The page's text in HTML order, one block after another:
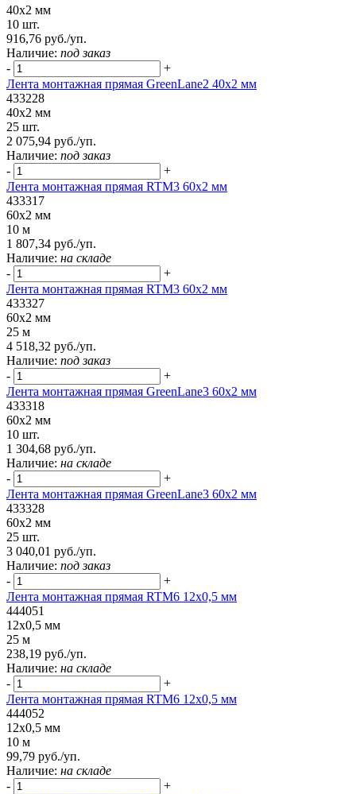
40x2 мм
10 шт.
916,76 руб./уп.
Наличие: под заказ
-
+
Лента монтажная прямая GreenLane2 40x2 мм
433228
40x2 мм
25 шт.
2 075,94 руб./уп.
Наличие: под заказ
-
+
Лента монтажная прямая RTM3 60x2 мм
433317
60x2 мм
10 м
1 807,34 руб./уп.
Наличие: на складе
-
+
Лента монтажная прямая RTM3 60x2 мм
433327
60x2 мм
25 м
4 518,32 руб./уп.
Наличие: под заказ
-
+
Лента монтажная прямая GreenLane3 60x2 мм
433318
60x2 мм
10 шт.
1 304,68 руб./уп.
Наличие: на складе
-
+
Лента монтажная прямая GreenLane3 60x2 мм
433328
60x2 мм
25 шт.
3 040,01 руб./уп.
Наличие: под заказ
-
+
Лента монтажная прямая RTM6 12x0,5 мм
444051
12x0,5 мм
25 м
238,19 руб./уп.
Наличие: на складе
-
+
Лента монтажная прямая RTM6 12x0,5 мм
444052
12x0,5 мм
10 м
99,79 руб./уп.
Наличие: на складе
-
+